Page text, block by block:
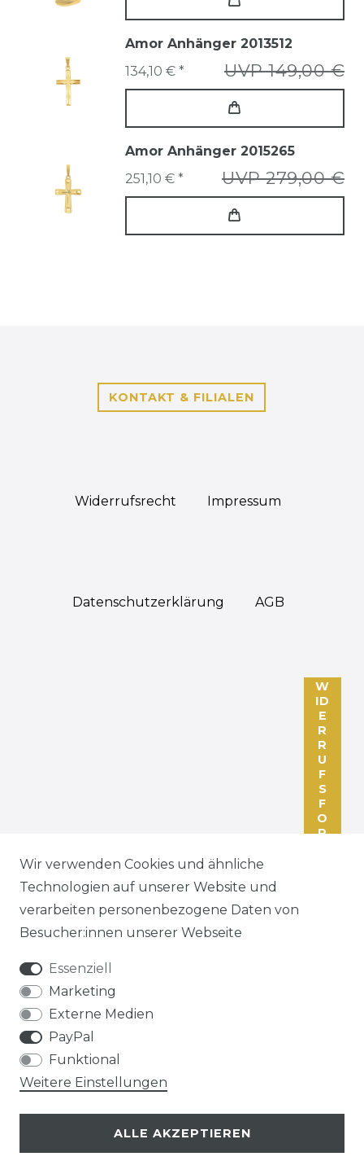
Amor Anhänger 2013512
UVP 149,00 €
134,10 € *
Amor Anhänger 2015265
UVP 279,00 €
251,10 € *
KONTAKT & FILIALEN
Widerrufs­recht Impressum
Daten­schutz­erklärung AGB
W
ID
E
R
R
U
F
S
F
O
R
ZAHLEN SIE BEQUEM PER
Wir verwenden Cookies und ähnliche
Technologien auf unserer Website und
verarbeiten personenbezogene Daten von
Besucher:innen unserer Webseite
Essenziell
Marketing
Externe Medien
PayPal
Funktional
Weitere Einstellungen
ALLE AKZEPTIEREN